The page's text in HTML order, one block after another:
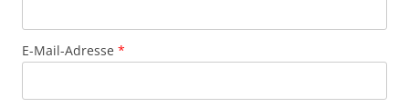
E-Mail-Adresse *